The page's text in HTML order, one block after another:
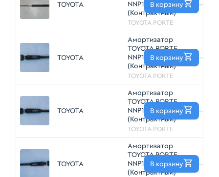
TOYOTA
NNP10 Зад
(Контрактный)
TOYOTA PORTE
—
В корзину
TOYOTA
Амортизатор
TOYOTA PORTE
NNP11 2NZFE Зад
(Контрактный)
TOYOTA PORTE
—
В корзину
TOYOTA
Амортизатор
TOYOTA PORTE
NNP11 2NZFE Зад
(Контрактный)
TOYOTA PORTE
—
В корзину
TOYOTA
Амортизатор
TOYOTA PORTE
NNP10 2NZFE Зад
(Контрактный)
—
В корзину